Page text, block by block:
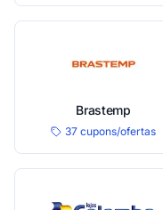
Brastemp
37 cupons/ofertas